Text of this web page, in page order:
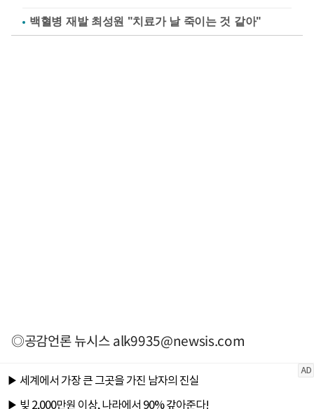
백혈병 재발 최성원 "치료가 날 죽이는 것 같아"
◎공감언론 뉴시스alk9935@newsis.com